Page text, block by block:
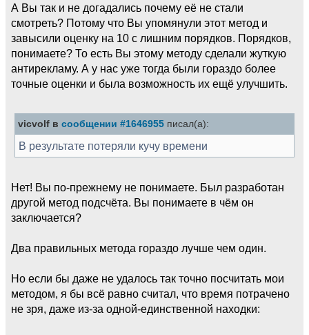
А Вы так и не догадались почему её не стали
смотреть? Потому что Вы упомянули этот метод и
завысили оценку на 10 с лишним порядков. Порядков,
понимаете? То есть Вы этому методу сделали жуткую
антирекламу. А у нас уже тогда были гораздо более
точные оценки и была возможность их ещё улучшить.
vicvolf в сообщении #1646955 писал(а):
В результате потеряли кучу времени
Нет! Вы по-прежнему не понимаете. Был разработан
другой метод подсчёта. Вы понимаете в чём он
заключается?
Два правильных метода гораздо лучше чем один.
Но если бы даже не удалось так точно посчитать мои
методом, я бы всё равно считал, что время потрачено
не зря, даже из-за одной-единственной находки: